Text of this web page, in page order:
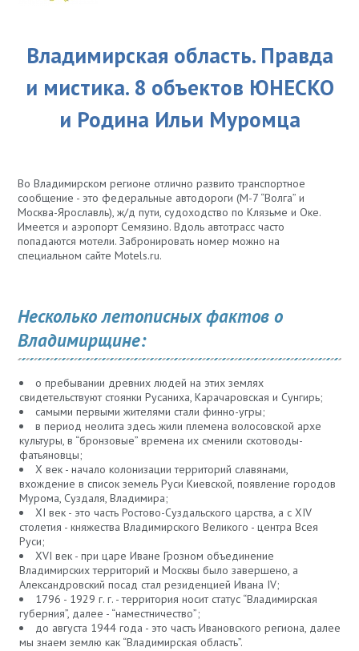
Владимирская область. Правда
и мистика. 8 объектов ЮНЕСКО
и Родина Ильи Муромца
Во Владимирском регионе отлично развито транспортное
сообщение - это федеральные автодороги (М-7 “Волга” и
Москва-Ярославль), ж/д пути, судоходство по Клязьме и Оке.
Имеется и аэропорт Семязино. Вдоль автотрасс часто
попадаются мотели. Забронировать номер можно на
специальном сайте Motels.ru.
Несколько летописных фактов о
Владимирщине:
о пребывании древних людей на этих землях
свидетельствуют стоянки Русаниха, Карачаровская и Сунгирь;
самыми первыми жителями стали финно-угры;
в период неолита здесь жили племена волосовской архе
культуры, в “бронзовые” времена их сменили скотоводы-
фатьяновцы;
X век - начало колонизации территорий славянами,
вхождение в список земель Руси Киевской, появление городов
Мурома, Суздаля, Владимира;
XI век - это часть Ростово-Суздальского царства, а с XIV
столетия - княжества Владимирского Великого - центра Всея
Руси;
XVI век - при царе Иване Грозном объединение
Владимирских территорий и Москвы было завершено, а
Александровский посад стал резиденцией Ивана IV;
1796 - 1929 г. г. - территория носит статус “Владимирская
губерния”, далее - “наместничество”;
до августа 1944 года - это часть Ивановского региона, далее
мы знаем землю как “Владимирская область”.